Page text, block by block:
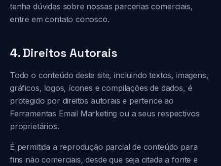
tenha dúvidas sobre nossas parcerias comerciais,
entre em contato conosco.
4. Direitos Autorais
Todo o conteúdo deste site, incluindo textos, imagens,
gráficos, logos, ícones e compilações de dados, é
protegido por direitos autorais e pertence ao
Ferramentas Email Marketing ou a seus respectivos
proprietários.
É permitida a reprodução parcial de conteúdo para
fins não comerciais, desde que seja citada a fonte e